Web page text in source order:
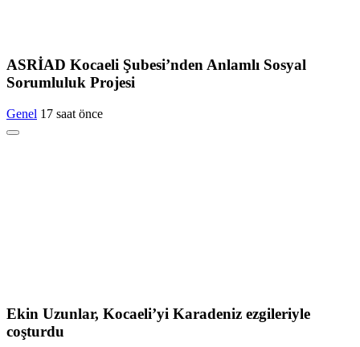
ASRİAD Kocaeli Şubesi’nden Anlamlı Sosyal
Sorumluluk Projesi
Genel 17 saat önce
Ekin Uzunlar, Kocaeli’yi Karadeniz ezgileriyle
coşturdu